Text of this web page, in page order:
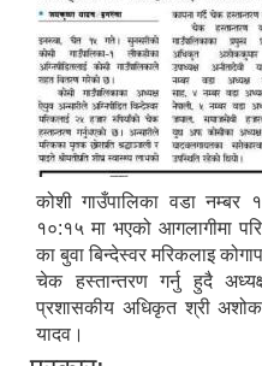
कोशी गाउँपालिका वडा नम्बर
१०:१५ मा भएको आगलागीमा
का बुवा बिन्देस्वर मरिकलाइ
चेक हस्तान्तरण गर्नु हुदै
प्रशासकीय अधिकृत श्री अशोक
यादव।